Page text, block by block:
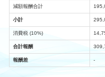
減額報酬合計
小計
消費税 (10%)
合計報酬
報酬差 -